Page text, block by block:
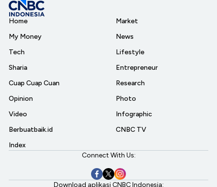
Home
My Money
Tech
Sharia
Cuap Cuap Cuan
Opinion
Video
Berbuatbaik.id
Index
Market
News
Lifestyle
Entrepreneur
Research
Photo
Infographic
CNBC TV
Connect With Us:
Download aplikasi CNBC Indonesia: